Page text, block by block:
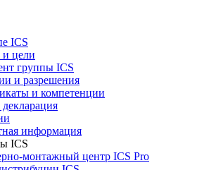
ICS
цели
группы ICS
и разрешения
и компетенции
декларация
информация
ICS
монтажный центр ICS Pro